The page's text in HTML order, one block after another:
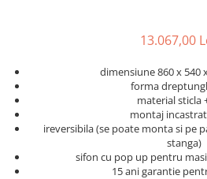
13.067,00
dimensiune 860 x 540
forma
material sticla
montaj
ireversibila (se poate monta si pe
stanga)
sifon cu pop up pentru
15 ani garantie